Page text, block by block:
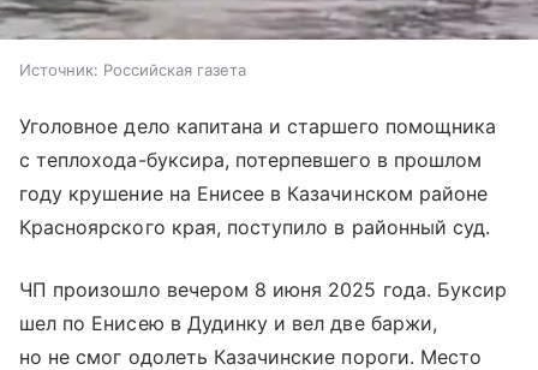
Источник: Российская газета
Уголовное дело капитана и старшего помощника
с теплохода-буксира, потерпевшего в прошлом
году крушение на Енисее в Казачинском районе
Красноярского края, поступило в районный суд.
ЧП произошло вечером 8 июня 2025 года. Буксир
шел по Енисею в Дудинку и вел две баржи,
но не смог одолеть Казачинские пороги. Место